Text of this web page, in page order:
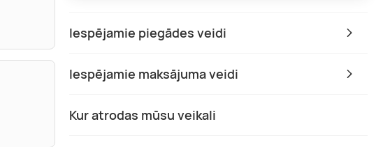
Iespējamie piegādes veidi
Iespējamie maksājuma veidi
Kur atrodas mūsu veikali